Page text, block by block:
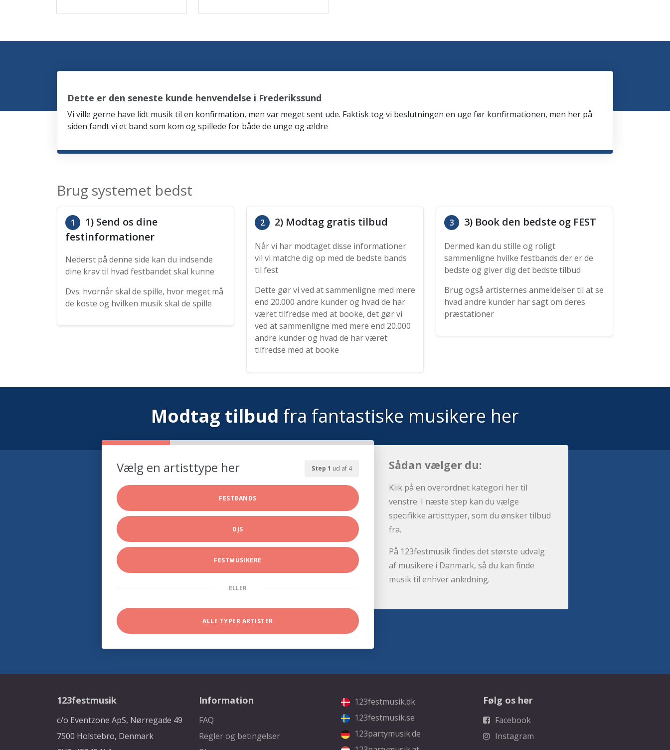
Dette er den seneste kunde henvendelse i Frederikssund
Vi ville gerne have lidt musik til en konfirmation, men var meget sent ude. Faktisk tog vi beslutningen en uge før konfirmationen, men her på
siden fandt vi et band som kom og spillede for både de unge og ældre
Brug systemet bedst
1
1) Send os dine
festinformationer
Nederst på denne side kan du indsende
dine krav til hvad festbandet skal kunne
Dvs. hvornår skal de spille, hvor meget må
de koste og hvilken musik skal de spille
2 2) Modtag gratis tilbud
Når vi har modtaget disse informationer
vil vi matche dig op med de bedste bands
til fest
Dette gør vi ved at sammenligne med mere
end 20.000 andre kunder og hvad de har
været tilfredse med at booke, det gør vi
ved at sammenligne med mere end 20.000
andre kunder og hvad de har været
tilfredse med at booke
3 3) Book den bedste og FEST
Dermed kan du stille og roligt
sammenligne hvilke festbands der er de
bedste og giver dig det bedste tilbud
Brug også artisternes anmeldelser til at se
hvad andre kunder har sagt om deres
præstationer
Modtag tilbud fra fantastiske musikere her
Step 1 ud af 4
Vælg en artisttype her
FESTBANDS
DJS
FESTMUSIKERE
ELLER
ALLE TYPER ARTISTER
Sådan vælger du:
Klik på en overordnet kategori her til
venstre. I næste step kan du vælge
specifikke artisttyper, som du ønsker tilbud
fra.
På 123festmusik findes det største udvalg
af musikere i Danmark, så du kan finde
musik til enhver anledning.
123festmusik
c/o Eventzone ApS, Nørregade 49
7500 Holstebro, Denmark
Information
FAQ
Regler og betingelser
123festmusik.dk
123festmusik.se
123partymusik.de
Følg os her
Facebook
Instagram